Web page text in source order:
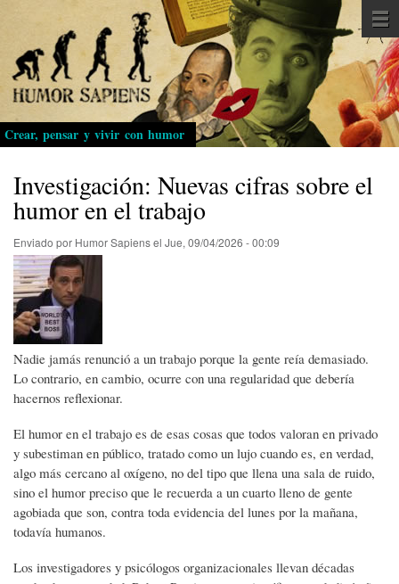
Pasar
al
contenido
principal
Crear, pensar y vivir con humor
Investigación: Nuevas cifras sobre el
humor en el trabajo
Enviado por Humor Sapiensel Jue, 09/04/2026 - 00:09
Nadie jamás renunció a un trabajo porque la gente reía demasiado.
Lo contrario, en cambio, ocurre con una regularidad que debería
hacernos reflexionar.
El humor en el trabajo es de esas cosas que todos valoran en privado
y subestiman en público, tratado como un lujo cuando es, en verdad,
algo más cercano al oxígeno, no del tipo que llena una sala de ruido,
sino el humor preciso que le recuerda a un cuarto lleno de gente
agobiada que son, contra toda evidencia del lunes por la mañana,
todavía humanos.
Los investigadores y psicólogos organizacionales llevan décadas